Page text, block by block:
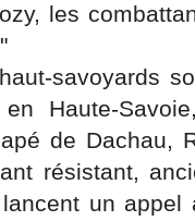
les
savoyards
Haute-
de Dachau,
résistant,
un